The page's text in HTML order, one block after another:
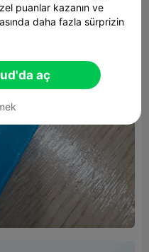
puanlar kazanın ve
daha fazla sürprizin
aç